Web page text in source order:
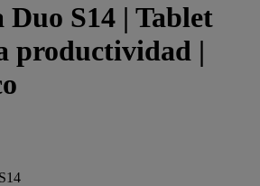
S14 | Tablet
productividad |